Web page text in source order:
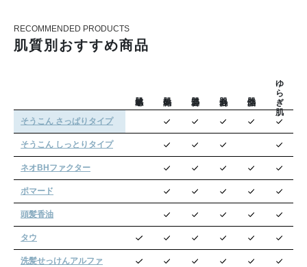
RECOMMENDED PRODUCTS
肌質別おすすめ商品
ゆらぎ肌
そうこん さっぱりタイプ
そうこん しっとりタイプ
ネオBHファクター
ポマード
頭髪香油
タウ
洗髪せっけんアルファ